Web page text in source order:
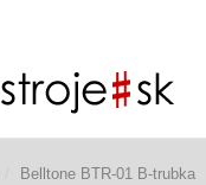
Belltone BTR-01 B-trubka